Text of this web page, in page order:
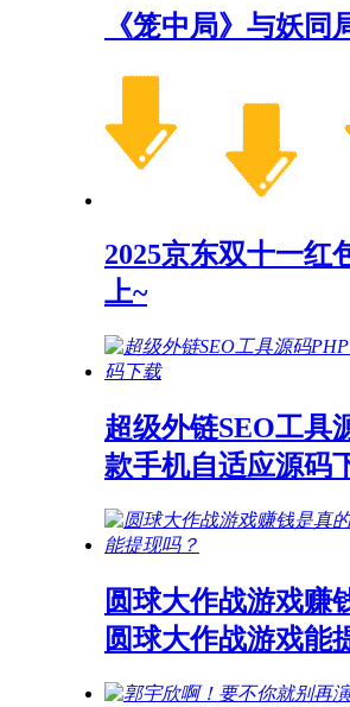
《笼中局》与妖同
2025京东双十一红
上~
超级外链SEO工具
款手机自适应源码
圆球大作战游戏赚
圆球大作战游戏能